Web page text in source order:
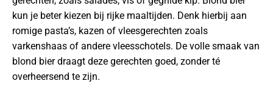
kun je beter kiezen bij rijke maaltijden. Denk hierbij aan
romige pasta’s, kazen of vleesgerechten zoals
varkenshaas of andere vleesschotels. De volle smaak van
blond bier draagt deze gerechten goed, zonder té
overheersend te zijn.